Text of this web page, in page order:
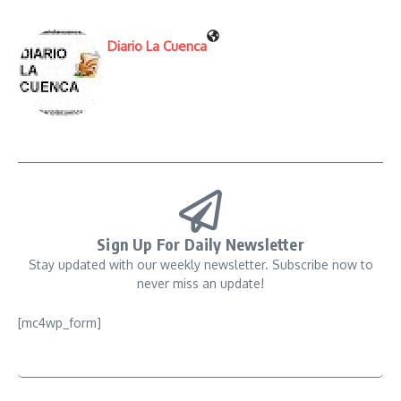
Diario La Cuenca
Sign Up For Daily Newsletter
Stay updated with our weekly newsletter. Subscribe now to
never miss an update!
[mc4wp_form]